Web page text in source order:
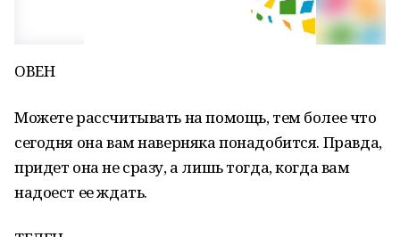
ОВЕН
Можете рассчитывать на помощь, тем более что
сегодня она вам наверняка понадобится. Правда,
придет она не сразу, а лишь тогда, когда вам
надоест ее ждать.